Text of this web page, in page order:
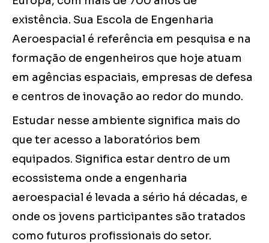
existência. Sua Escola de Engenharia
Aeroespacial é referência em pesquisa e na
formação de engenheiros que hoje atuam
em agências espaciais, empresas de defesa
e centros de inovação ao redor do mundo.
Estudar nesse ambiente significa mais do
que ter acesso a laboratórios bem
equipados. Significa estar dentro de um
ecossistema onde a engenharia
aeroespacial é levada a sério há décadas, e
onde os jovens participantes são tratados
como futuros profissionais do setor.